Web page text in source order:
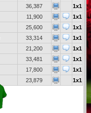
36,387
1x1
11,900
1x1
25,600
1x1
33,314
1x1
21,200
1x1
33,481
1x1
17,800
1x1
23,879 1x1